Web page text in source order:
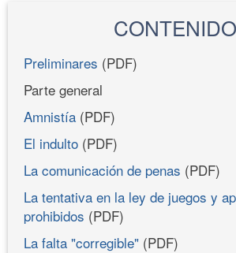
CONTENIDO
Preliminares (PDF)
Parte general
Amnistía (PDF)
El indulto (PDF)
La comunicación de penas (PDF)
La tentativa en la ley de juegos y
prohibidos (PDF)
La falta "corregible" (PDF)